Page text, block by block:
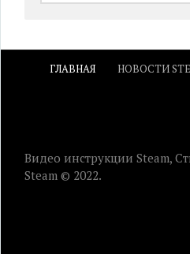
ГЛАВНАЯ НОВОСТИ
Видео инструкции Steam,
Steam © 2022.